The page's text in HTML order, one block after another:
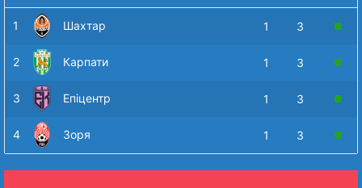
1 Шахтар 1 3
2 Карпати 1 3
3 Епіцентр 1 3
4 Зоря 1 3